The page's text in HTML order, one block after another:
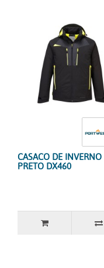
CASACO DE
PRETO DX460